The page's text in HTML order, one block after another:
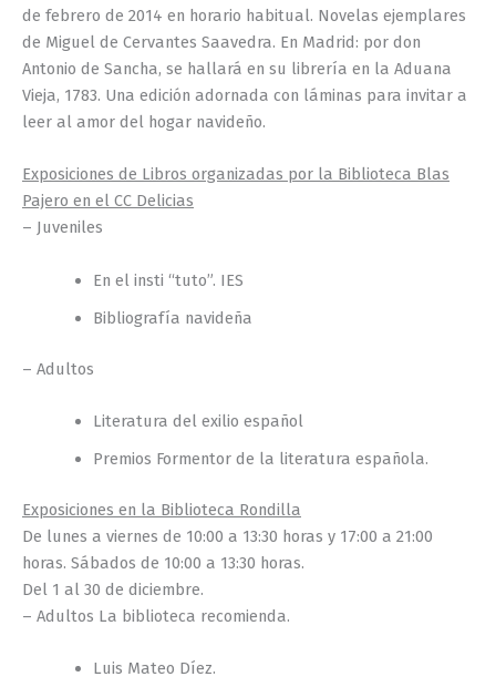
de febrero de 2014 en horario habitual. Novelas ejemplares
de Miguel de Cervantes Saavedra. En Madrid: por don
Antonio de Sancha, se hallará en su librería en la Aduana
Vieja, 1783. Una edición adornada con láminas para invitar a
leer al amor del hogar navideño.
Exposiciones de Libros organizadas por la Biblioteca Blas
Pajero en el CC Delicias
– Juveniles
En el insti “tuto”. IES
Bibliografía navideña
– Adultos
Literatura del exilio español
Premios Formentor de la literatura española.
Exposiciones en la Biblioteca Rondilla
De lunes a viernes de 10:00 a 13:30 horas y 17:00 a 21:00
horas. Sábados de 10:00 a 13:30 horas.
Del 1 al 30 de diciembre.
– Adultos La biblioteca recomienda.
Luis Mateo Díez.